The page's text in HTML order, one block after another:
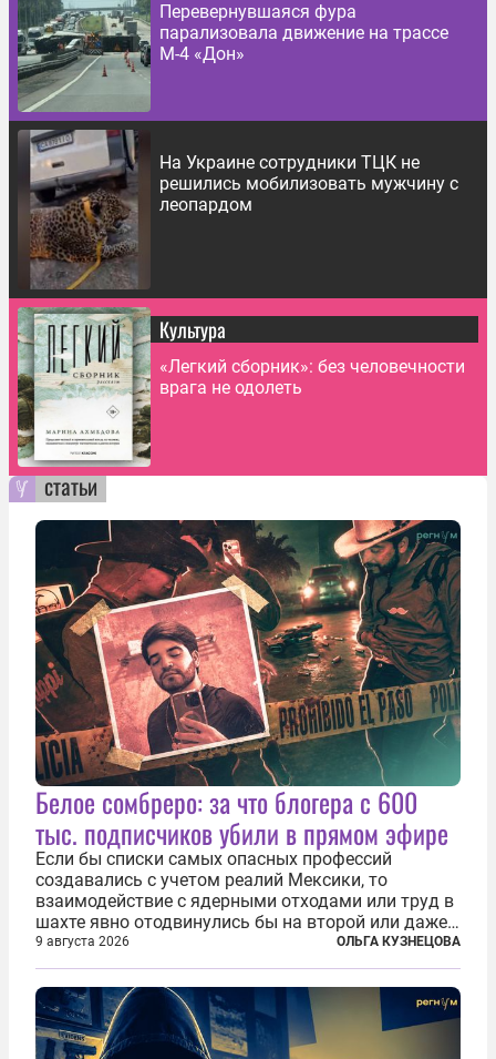
Перевернувшаяся фура
парализовала движение на трассе
М-4 «Дон»
На Украине сотрудники ТЦК не
решились мобилизовать мужчину с
леопардом
Культура
«Легкий сборник»: без человечности
врага не одолеть
статьи
Белое сомбреро: за что блогера с 600
тыс. подписчиков убили в прямом эфире
Если бы списки самых опасных профессий
создавались с учетом реалий Мексики, то
взаимодействие с ядерными отходами или труд в
шахте явно отодвинулись бы на второй или даже
третий план. А вот блогерам, журналистам и
музыкантам пришлось бы выйти вперед. В
Кульякане, столице штата Синалоа, прямо во...
9 августа 2026 ОЛЬГА КУЗНЕЦОВА